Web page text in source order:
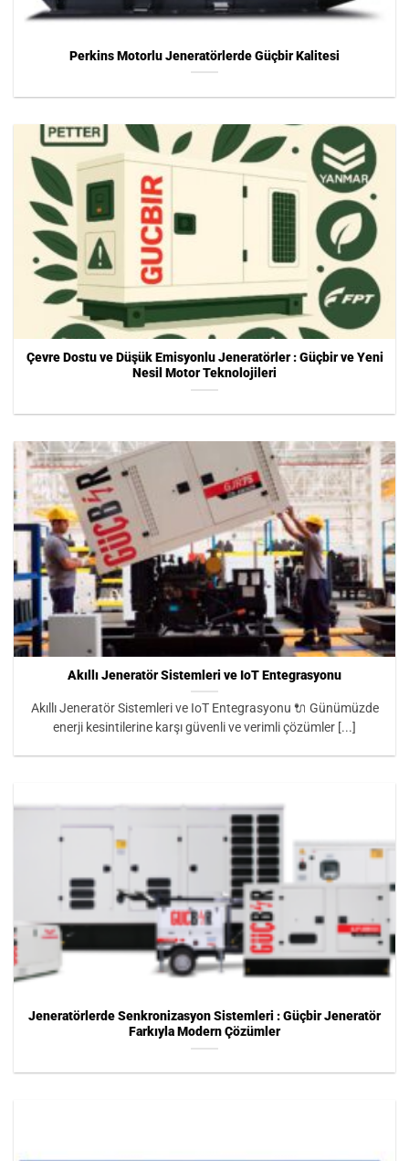
Perkins Motorlu Jeneratörlerde Güçbir Kalitesi
Çevre Dostu ve Düşük Emisyonlu Jeneratörler : Güçbir ve Yeni
Nesil Motor Teknolojileri
Akıllı Jeneratör Sistemleri ve IoT Entegrasyonu
Akıllı Jeneratör Sistemleri ve IoT Entegrasyonu 🔌 Günümüzde
enerji kesintilerine karşı güvenli ve verimli çözümler [...]
Jeneratörlerde Senkronizasyon Sistemleri : Güçbir Jeneratör
Farkıyla Modern Çözümler